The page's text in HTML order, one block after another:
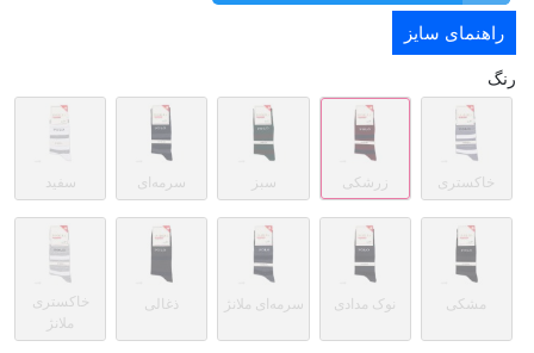
راهنمای سایز
رنگ
خاکستری زرشکی سبز سرمه‌ای سفید
مشکی نوک مدادی سرمه‌ای ملانژ ذغالی
خاکستری
ملانژ